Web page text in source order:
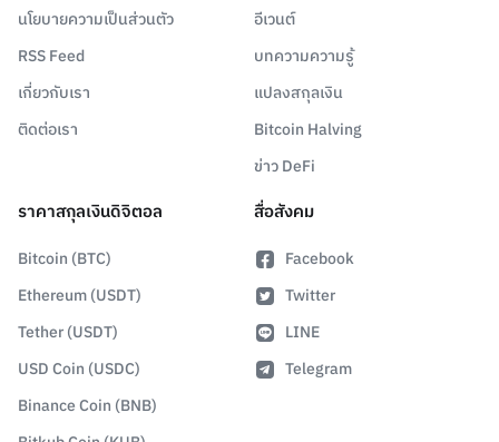
นโยบายความเป็นส่วนตัว
RSS Feed
เกี่ยวกับเรา
ติดต่อเรา
อีเวนต์
บทความความรู้
แปลงสกุลเงิน
Bitcoin Halving
ข่าว DeFi
ราคาสกุลเงินดิจิตอล
Bitcoin (BTC)
Ethereum (USDT)
Tether (USDT)
USD Coin (USDC)
Binance Coin (BNB)
สื่อสังคม
Facebook
Twitter
LINE
Telegram